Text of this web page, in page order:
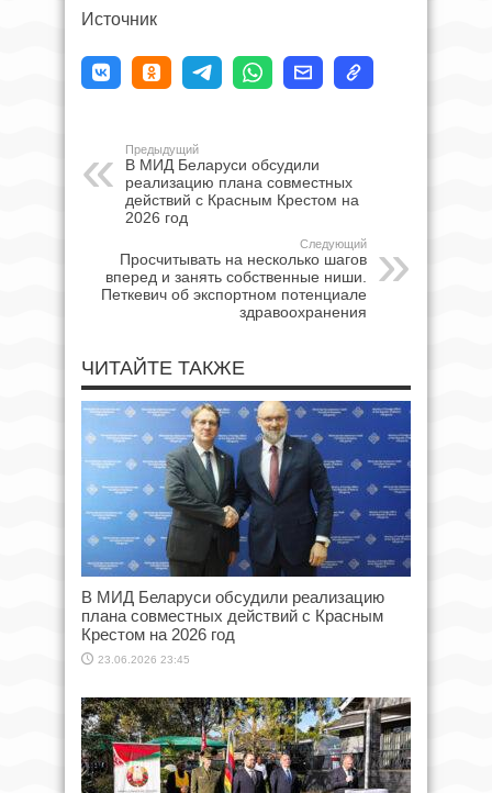
Источник
Предыдущий
В МИД Беларуси обсудили
реализацию плана совместных
действий с Красным Крестом на
2026 год
Следующий
Просчитывать на несколько шагов
вперед и занять собственные ниши.
Петкевич об экспортном потенциале
здравоохранения
ЧИТАЙТЕ ТАКЖЕ
В МИД Беларуси обсудили реализацию
плана совместных действий с Красным
Крестом на 2026 год
23.06.2026 23:45